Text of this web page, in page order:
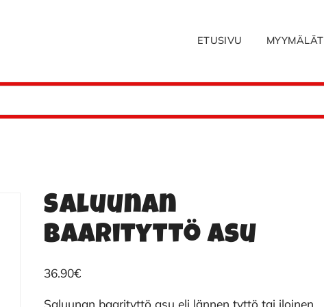
ETUSIVU MYYMÄLÄT
Saluunan
baarityttö asu
36.90€
Saluunan baarityttö asu eli lännen tyttö tai iloinen